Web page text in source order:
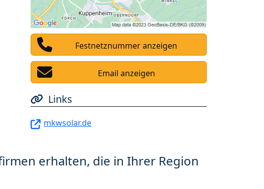
Festnetznummer anzeigen
Email anzeigen
Links
mkwsolar.de
erhalten, die in Ihrer Region